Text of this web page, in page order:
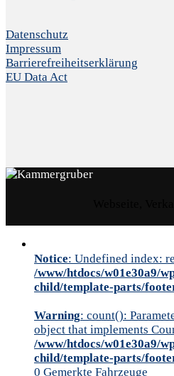
Datenschutz
Impressum
Barrierefreiheitserklärung
EU Data Act
Notice: Undefined index:
/www/htdocs/w01e30a9/
child/template-parts/
Warning: count():
object that implements
/www/htdocs/w01e30a9/
child/template-parts/
0 Gemerkte Fahrzeuge